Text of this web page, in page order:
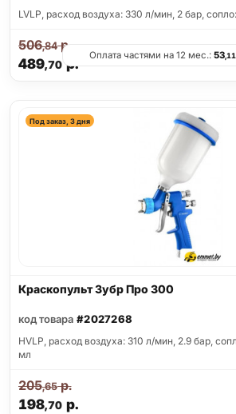
LVLP, расход воздуха: 330 л/мин, 2 бар,
489,70р.
506,84р.
Оплата частями на 12 мес.:53,11
Под заказ, 3 дня
Краскопульт Зубр Про 300
код товара #2027268
HVLP, расход воздуха: 310 л/мин, 2.9 бар,
мл
198,70р.
205,65р.